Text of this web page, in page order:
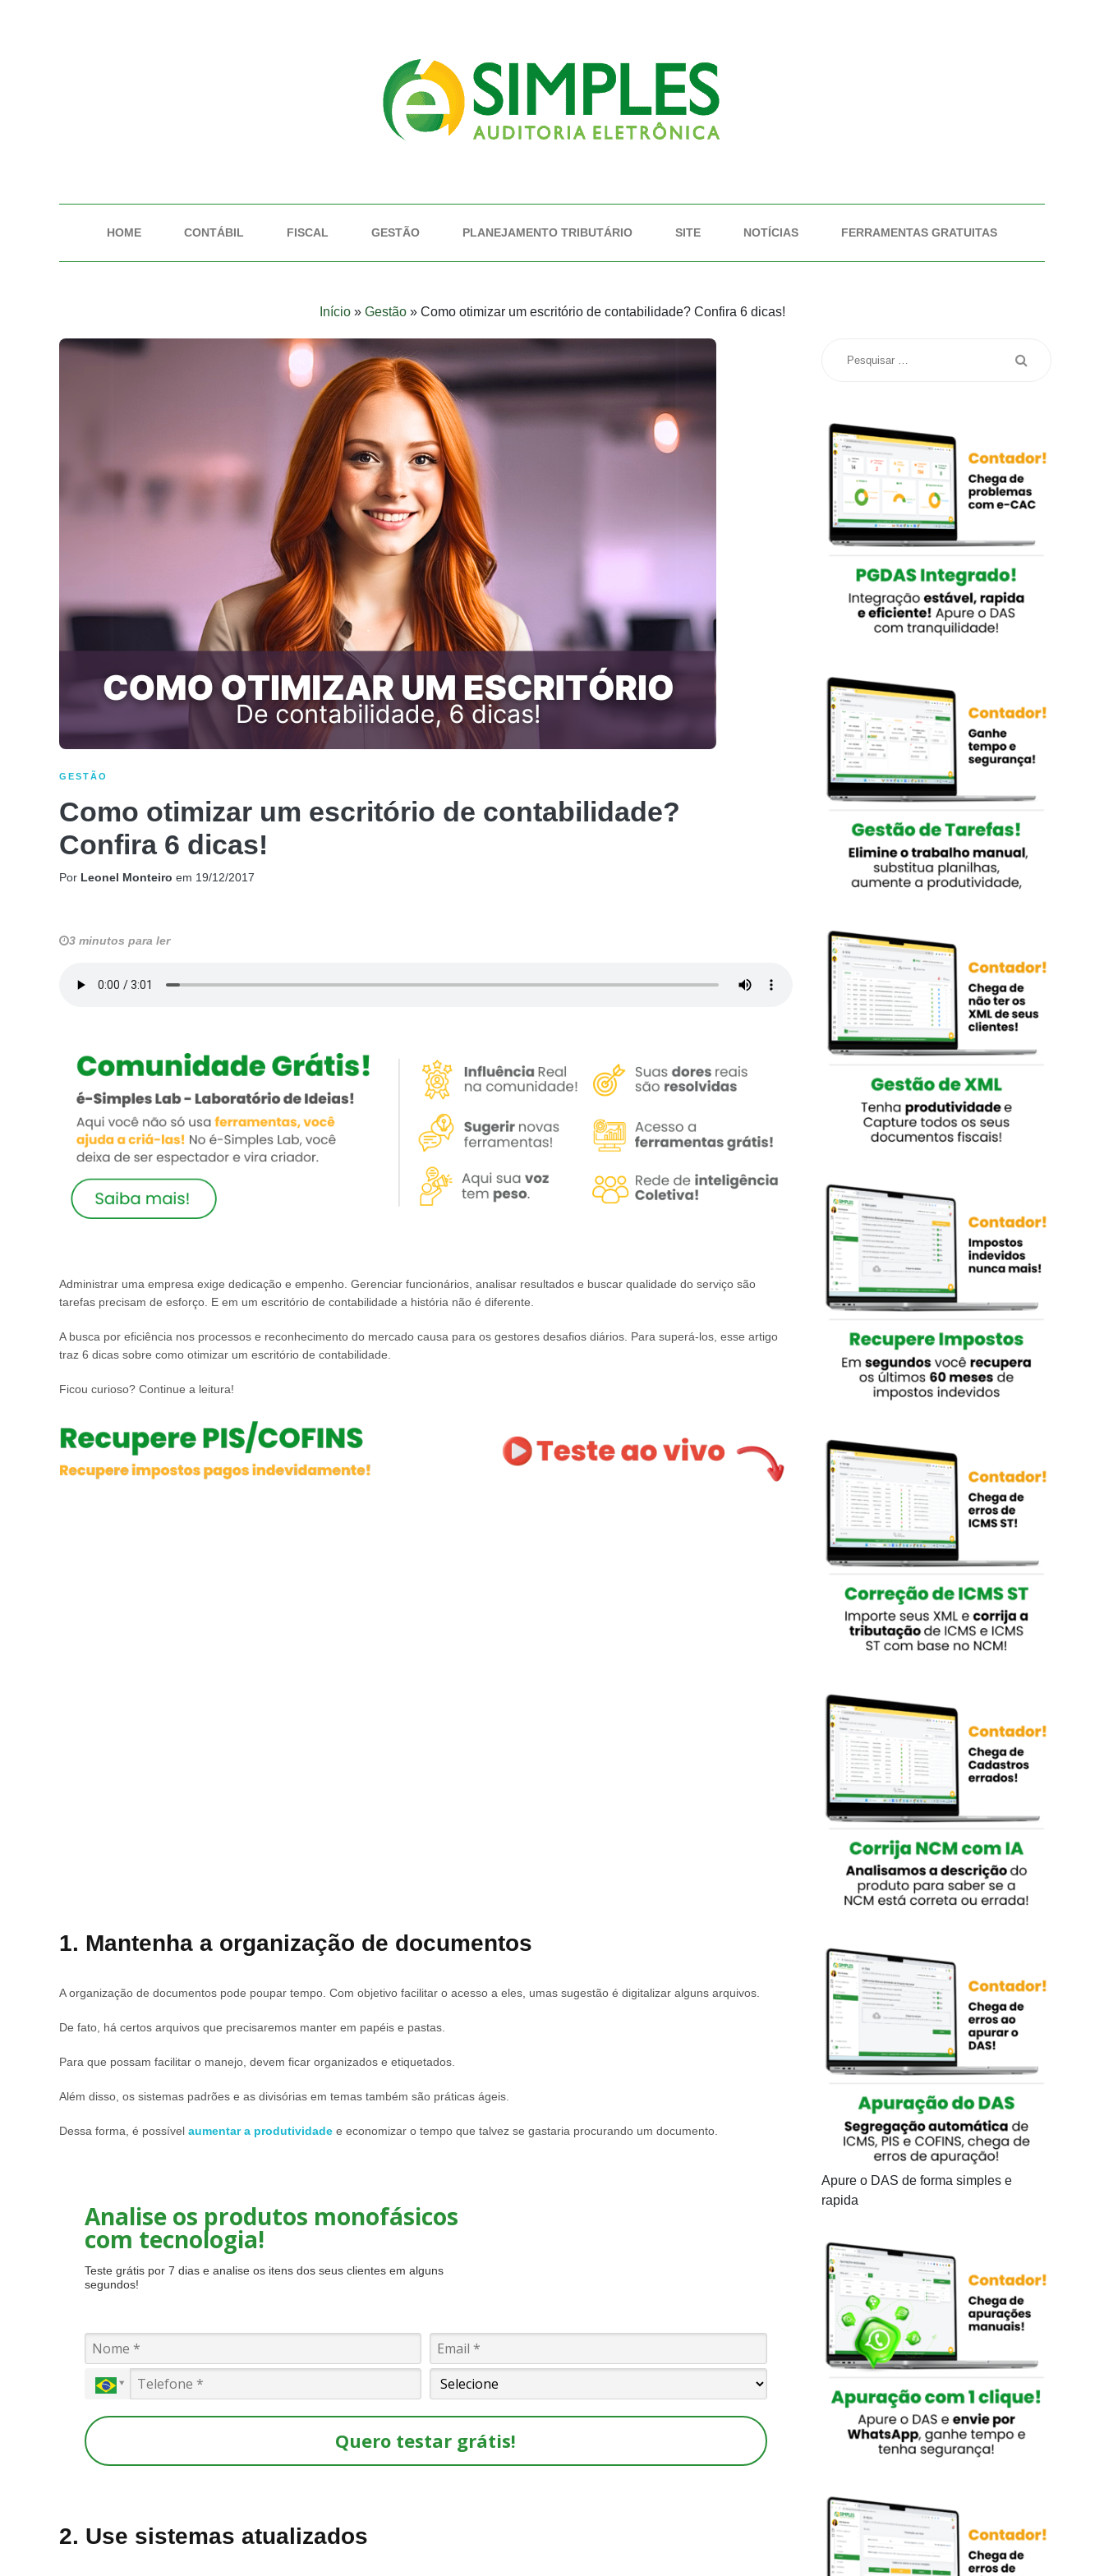
HOME CONTÁBIL FISCAL GESTÃO PLANEJAMENTO TRIBUTÁRIO SITE NOTÍCIAS FERRAMENTAS GRATUITAS
Início» Gestão» Como otimizar um escritório de contabilidade? Confira 6 dicas!
GESTÃO
Como otimizar um escritório de contabilidade?
Confira 6 dicas!
Por Leonel Monteiro em 19/12/2017
3 minutos para ler
Administrar uma empresa exige dedicação e empenho. Gerenciar funcionários, analisar resultados e buscar qualidade do serviço são
tarefas precisam de esforço. E em um escritório de contabilidade a história não é diferente.
A busca por eficiência nos processos e reconhecimento do mercado causa para os gestores desafios diários. Para superá-los, esse artigo
traz 6 dicas sobre como otimizar um escritório de contabilidade.
Ficou curioso? Continue a leitura!
1. Mantenha a organização de documentos
A organização de documentos pode poupar tempo. Com objetivo facilitar o acesso a eles, umas sugestão é digitalizar alguns arquivos.
De fato, há certos arquivos que precisaremos manter em papéis e pastas.
Para que possam facilitar o manejo, devem ficar organizados e etiquetados.
Além disso, os sistemas padrões e as divisórias em temas também são práticas ágeis.
Dessa forma, é possível aumentar a produtividade e economizar o tempo que talvez se gastaria procurando um documento.
Analise os produtos monofásicos
com tecnologia!
Teste grátis por 7 dias e analise os itens dos seus clientes em alguns
segundos!
Quero testar grátis!
2. Use sistemas atualizados
Apure o DAS de forma simples e
rapida